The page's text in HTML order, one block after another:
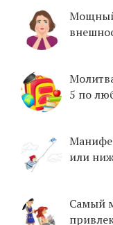
Мощный
5 по
или
Самый